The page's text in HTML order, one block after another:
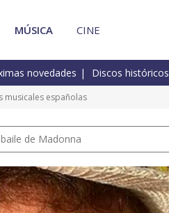
MÚSICA CINE
novedades Discos históricos
musicales españolas
de Madonna